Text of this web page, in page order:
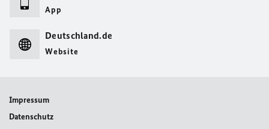
App
Deutschland.de
Website
Impressum
Datenschutz